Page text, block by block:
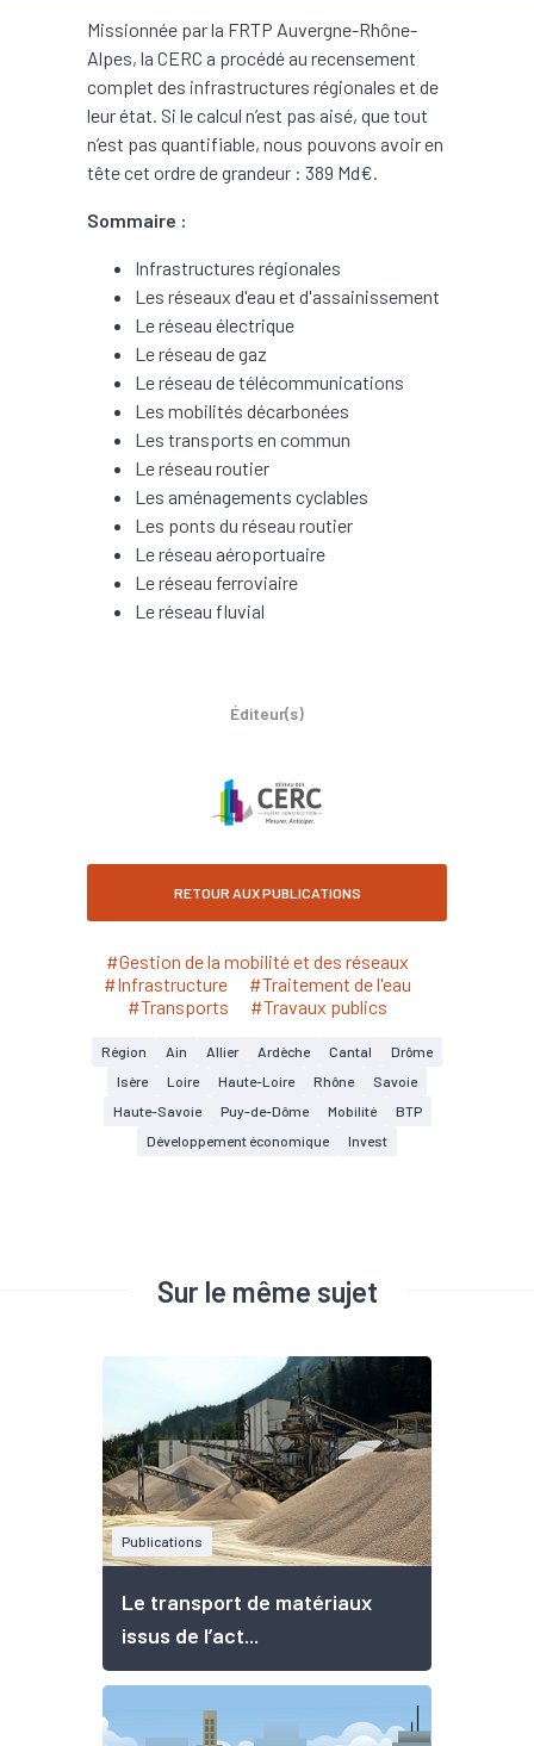
Missionnée par la FRTP Auvergne-Rhône-
Alpes, la CERC a procédé au recensement
complet des infrastructures régionales et de
leur état. Si le calcul n’est pas aisé, que tout
n’est pas quantifiable, nous pouvons avoir en
tête cet ordre de grandeur : 389 Md€.
Sommaire :
Infrastructures régionales
Les réseaux d'eau et d'assainissement
Le réseau électrique
Le réseau de gaz
Le réseau de télécommunications
Les mobilités décarbonées
Les transports en commun
Le réseau routier
Les aménagements cyclables
Les ponts du réseau routier
Le réseau aéroportuaire
Le réseau ferroviaire
Le réseau fluvial
Éditeur(s)
RETOUR AUX PUBLICATIONS
#Gestion de la mobilité et des réseaux
#Infrastructure
#Traitement de l'eau
#Transports
#Travaux publics
Région Ain Allier Ardèche Cantal
Drôme
Isère
Loire Haute-Loire Rhône
Savoie
Haute-Savoie
Puy-de-Dôme Mobilité
BTP
Développement économique
Invest
Sur le même sujet
Publications
Le transport de matériaux
issus de l’act...